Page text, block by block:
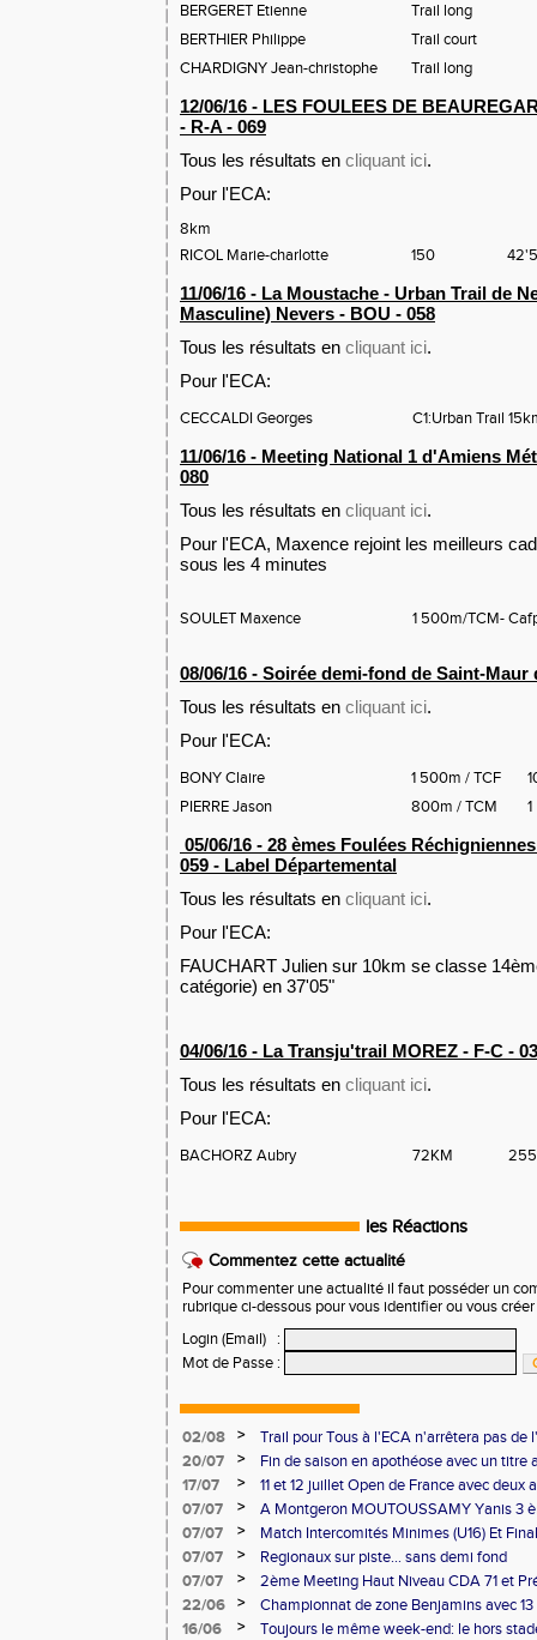
BERGERET Etienne
Trail long
BERTHIER Philippe
Trail court
CHARDIGNY Jean-christophe
Trail long
12/06/16 - LES FOULEES DE
- R-A - 069
Tous les résultats en cliquant ici.
Pour l'ECA:
8km
RICOL Marie-charlotte
150
11/06/16 - La Moustache - Urban Trail de
Masculine) Nevers - BOU - 058
Tous les résultats en cliquant ici.
Pour l'ECA:
CECCALDI Georges C1:Urban Trail
11/06/16 - Meeting National 1 d'Amiens
080
Tous les résultats en cliquant ici.
Pour l'ECA, Maxence rejoint les meilleurs
sous les 4 minutes
SOULET Maxence 1 500m/TCM-
08/06/16 - Soirée demi-fond de Saint-Maur
Tous les résultats en cliquant ici.
Pour l'ECA:
BONY Claire 1 500m / TCF
PIERRE Jason
800m / TCM 1
05/06/16 - 28 èmes Foulées
059 - Label Départemental
Tous les résultats en cliquant ici.
Pour l'ECA:
FAUCHART Julien sur 10km se classe
catégorie) en 37'05"
04/06/16 - La Transju'trail MOREZ - F-C -
Tous les résultats en cliquant ici.
Pour l'ECA:
BACHORZ Aubry 72KM 255
les Réactions
Commentez cette actualité
Pour commenter une actualité il faut posséder un
rubrique ci-dessous pour vous identifier ou vous
Login (Email)
:
Mot de Passe :
02/08 >
Trail pour Tous à l'ECA n'arrêtera pas de
20/07
>
Fin de saison en apothéose avec un titre
saison
17/07 >
11 et 12 juillet Open de France avec deux
07/07
>
A Montgeron MOUTOUSSAMY Yanis 3
française à Decines: Demi-fond
07/07 >
Match Intercomités Minimes (U16) Et
Benjamin(e)s (U14) à Besançon de haut
07/07 >
Regionaux sur piste... sans demi fond
07/07
>
2ème Meeting Haut Niveau CDA 71 et
Chalon
22/06 >
Championnat de zone Benjamins avec
Pontoise et Macon
16/06 >
Toujours le même week-end: le hors